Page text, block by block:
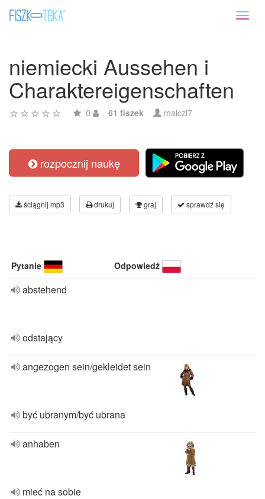
niemiecki Aussehen i
Charaktereigenschaften
0 61 fiszek malczi7
rozpocznij naukę
ściągnij mp3 drukuj graj sprawdź się
Pytanie Odpowiedź
abstehend
odstający
angezogen sein/gekleidet sein
być ubranym/być ubrana
anhaben
mieć na sobie